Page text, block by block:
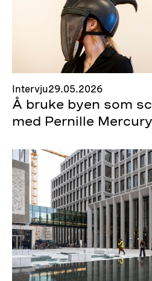
Intervju29.05.2026
Å bruke byen som
med Pernille